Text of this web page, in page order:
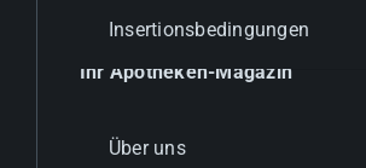
Insertionsbedingungen
Ihr Apotheken-Magazin
Über uns